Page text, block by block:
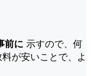
前に 示すので、何
が安いことで、よ